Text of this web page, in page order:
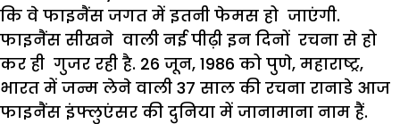
कि वे फाइनैंस जगत में इतनी फेमस हो जाएंगी.
फाइनैंस सीखने वाली नई पीढ़ी इन दिनों रचना से हो
कर ही गुजर रही है. 26 जून, 1986 को पुणे, महाराष्ट्र,
भारत में जन्म लेने वाली 37 साल की रचना रानाडे आज
फाइनैंस इंफ्लुएंसर की दुनिया में जानामाना नाम हैं.